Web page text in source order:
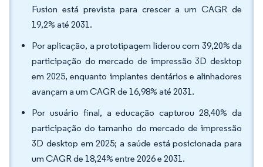
Fusion está prevista para crescer a um CAGR de
19,2% até 2031.
Por aplicação, a prototipagem liderou com 39,20% da
participação do mercado de impressão 3D desktop
em 2025, enquanto implantes dentários e alinhadores
avançam a um CAGR de 16,98% até 2031.
Por usuário final, a educação capturou 28,40% da
participação do tamanho do mercado de impressão
3D desktop em 2025; a saúde está posicionada para
um CAGR de 18,24% entre 2026 e 2031.